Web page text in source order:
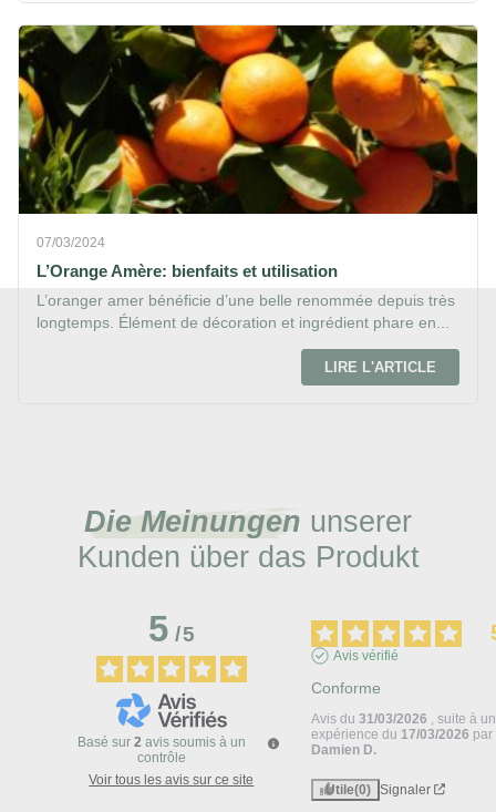
07/03/2024
L’Orange Amère: bienfaits et utilisation
L’oranger amer bénéficie d’une belle renommée depuis très
longtemps. Élément de décoration et ingrédient phare en...
LIRE L'ARTICLE
Die Meinungen unserer
Kunden über das Produkt
5/5
Basé sur 2 avis soumis à un
contrôle
Voir tous les avis sur ce site
Avis vérifié
Conforme
Avis du31/03/2026 , suite à
expérience du 17/03/2026 par
Damien D.
Utile(0) Signaler